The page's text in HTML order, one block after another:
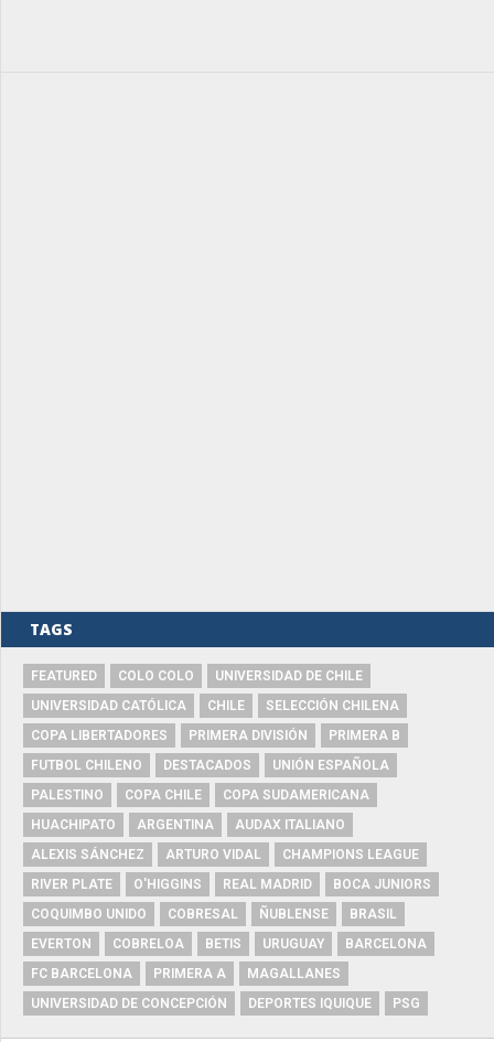
TAGS
FEATURED COLO COLO
UNIVERSIDAD DE CHILE
UNIVERSIDAD CATÓLICA
CHILE
SELECCIÓN CHILENA
COPA LIBERTADORES
PRIMERA DIVISIÓN
PRIMERA B
FUTBOL CHILENO
DESTACADOS
UNIÓN ESPAÑOLA
PALESTINO
COPA CHILE
COPA SUDAMERICANA
HUACHIPATO
ARGENTINA
AUDAX ITALIANO
ALEXIS SÁNCHEZ
ARTURO VIDAL
CHAMPIONS LEAGUE
RIVER PLATE
O'HIGGINS REAL MADRID
BOCA JUNIORS
COQUIMBO UNIDO
COBRESAL ÑUBLENSE
BRASIL
EVERTON
COBRELOA BETIS URUGUAY
BARCELONA
FC BARCELONA
PRIMERA A
MAGALLANES
UNIVERSIDAD DE CONCEPCIÓN
DEPORTES IQUIQUE PSG